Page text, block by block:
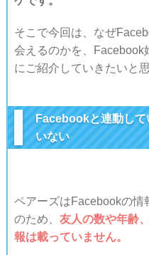
そこで今回は、なぜ
会えるのかを、Facebook
にご紹介していきたいと思
Facebookと連動して
いない
ペアーズはFacebookの情
のため、 友人の数や年齢
報は載っていません。